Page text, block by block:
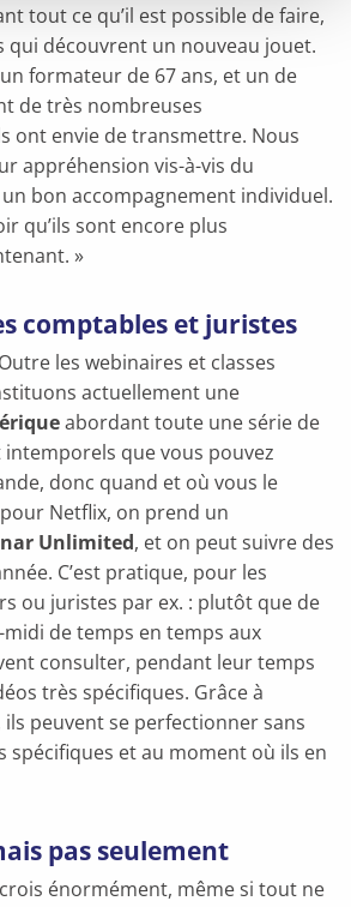
tout ce qu’il est possible de faire,
qui découvrent un nouveau jouet.
formateur de 67 ans, et un de
de très nombreuses
ont envie de transmettre. Nous
appréhension vis-à-vis du
bon accompagnement individuel.
qu’ils sont encore plus
»
comptables et juristes
les webinaires et classes
actuellement une
abordant toute une série de
intemporels que vous pouvez
donc quand et où vous le
Netflix, on prend un
Unlimited, et on peut suivre des
C’est pratique, pour les
ou juristes par ex. : plutôt que de
de temps en temps aux
consulter, pendant leur temps
très spécifiques. Grâce à
peuvent se perfectionner sans
spécifiques et au moment où ils en
pas seulement
crois énormément, même si tout ne